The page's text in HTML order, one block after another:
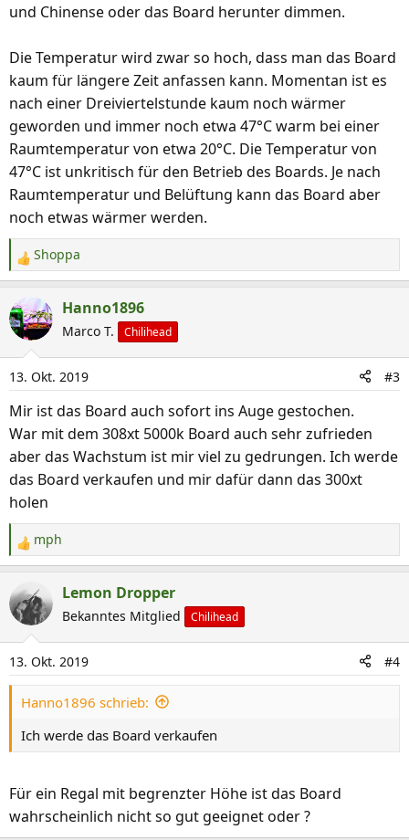
und Chinense oder das Board herunter dimmen.
Die Temperatur wird zwar so hoch, dass man das Board
kaum für längere Zeit anfassen kann. Momentan ist es
nach einer Dreiviertelstunde kaum noch wärmer
geworden und immer noch etwa 47°C warm bei einer
Raumtemperatur von etwa 20°C. Die Temperatur von
47°C ist unkritisch für den Betrieb des Boards. Je nach
Raumtemperatur und Belüftung kann das Board aber
noch etwas wärmer werden.
R
e
a
k
t
i
o
n
n
:
Shoppa
Hanno1896
Marco T. Chilihead
13. Okt. 2019 #3
Mir ist das Board auch sofort ins Auge gestochen.
War mit dem 308xt 5000k Board auch sehr zufrieden
aber das Wachstum ist mir viel zu gedrungen. Ich werde
das Board verkaufen und mir dafür dann das 300xt
holen
R
e
a
k
t
i
o
n
e
n
:
mph
Lemon Dropper
Bekanntes Mitglied Chilihead
13. Okt. 2019 #4
Hanno1896 schrieb:
Ich werde das Board verkaufen
Für ein Regal mit begrenzter Höhe ist das Board
wahrscheinlich nicht so gut geeignet oder ?